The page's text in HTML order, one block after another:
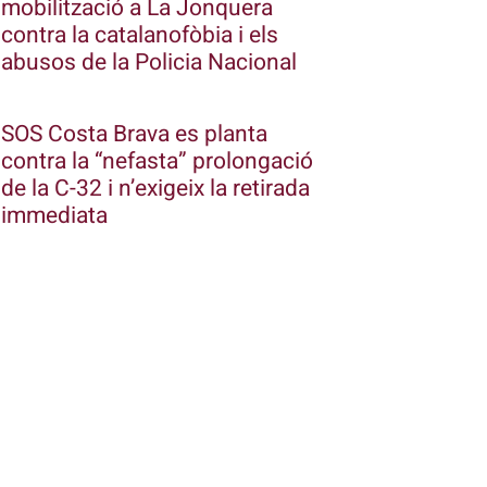
mobilització a La Jonquera
contra la catalanofòbia i els
abusos de la Policia Nacional
SOS Costa Brava es planta
contra la “nefasta” prolongació
de la C-32 i n’exigeix la retirada
immediata